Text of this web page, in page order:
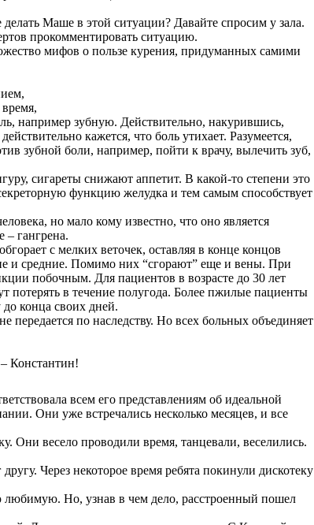
Маше в этой ситуации? Давайте спросим у зала.
прокомментировать ситуацию.
мифов о пользе курения, придуманных самими
например зубную. Действительно, накурившись,
кажется, что боль утихает. Разумеется,
зубной боли, например, пойти к врачу, вылечить зуб,
сигареты снижают аппетит. В какой-то степени это
функцию желудка и тем самым способствует
но мало кому известно, что оно является
– гангрена.
с мелких веточек, оставляя в конце концов
и средние. Помимо них “сгорают” еще и вены. При
побочным. Для пациентов в возрасте до 30 лет
потерять в течение полугода. Более пжилые пациенты
конца своих дней.
передается по наследству. Но всех больных объединяет
Константин!
всем его представлениям об идеальной
Они уже встречались несколько месяцев, и все
Они весело проводили время, танцевали, веселились.
Через некоторое время ребята покинули дискотеку
любимую. Но, узнав в чем дело, расстроенный пошел